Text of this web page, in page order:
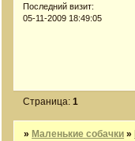
Последний визит:
05-11-2009 18:49:05
Страница:1
» Маленькие собачки »